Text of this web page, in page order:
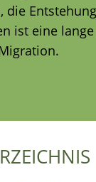
die
ist eine